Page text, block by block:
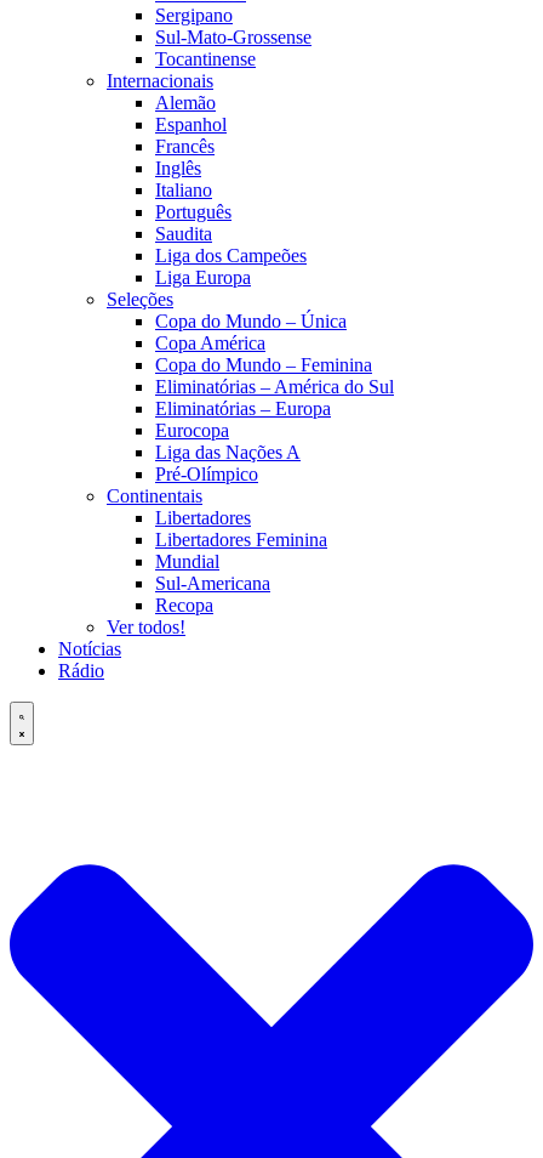
Sergipano
Sul-Mato-Grossense
Tocantinense
Internacionais
Alemão
Espanhol
Francês
Inglês
Italiano
Português
Saudita
Liga dos Campeões
Liga Europa
Seleções
Copa do Mundo – Única
Copa América
Copa do Mundo – Feminina
Eliminatórias – América do Sul
Eliminatórias – Europa
Eurocopa
Liga das Nações A
Pré-Olímpico
Continentais
Libertadores
Libertadores Feminina
Mundial
Sul-Americana
Recopa
Ver todos!
Notícias
Rádio